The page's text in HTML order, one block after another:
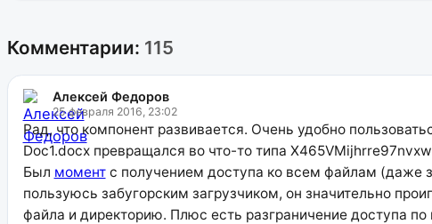
Комментарии: 115
Алексей Федоров
25 февраля 2016, 23:02
Рад, что компонент развивается. Очень удобно
Doc1.docx превращался во что-то типа
Был моментс получением доступа ко всем файлам (даже
пользуюсь забугорским загрузчиком, он значительно
файла и директорию. Плюс есть разграничение доступа